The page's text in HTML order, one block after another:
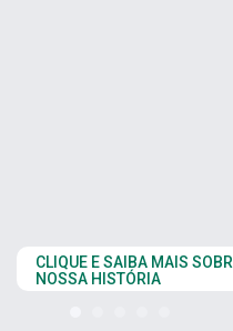
CLIQUE AQUI